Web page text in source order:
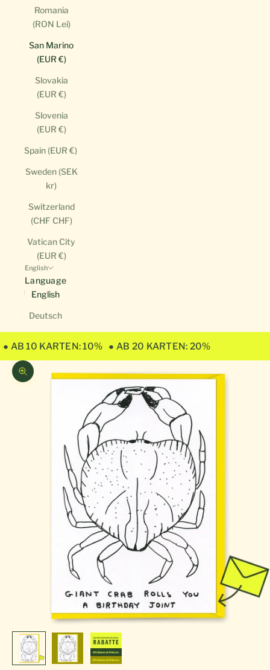
Romania
(RON Lei)
San Marino
(EUR €)
Slovakia
(EUR €)
Slovenia
(EUR €)
Spain (EUR €)
Sweden (SEK
kr)
Switzerland
(CHF CHF)
Vatican City
(EUR €)
English
Language
English
Deutsch
● AB 10 KARTEN: 10% ● AB 20 KARTEN: 20%
Zoom picture